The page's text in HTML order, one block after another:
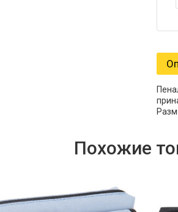
Похожие